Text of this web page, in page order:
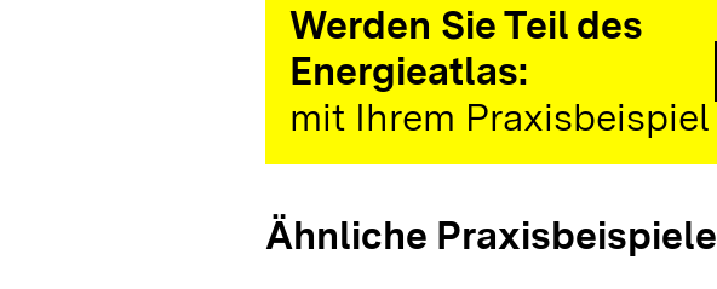
Werden Sie Teil des
Energieatlas:
mit Ihrem Praxisbeispiel
Ähnliche Praxisbeispiele